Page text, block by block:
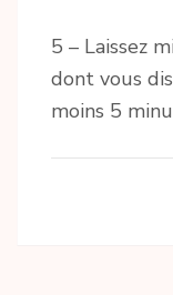
5 – Laissez
dont vous
moins 5